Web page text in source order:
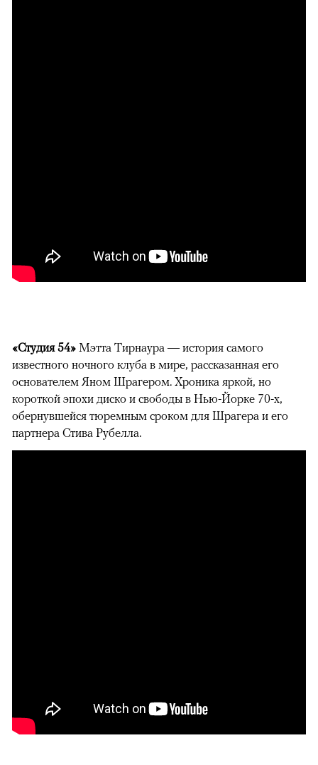
«Студия 54» Мэтта Тирнаура — история самого
известного ночного клуба в мире, рассказанная его
основателем Яном Шрагером. Хроника яркой, но
короткой эпохи диско и свободы в Нью-Йорке 70-х,
обернувшейся тюремным сроком для Шрагера и его
партнера Стива Рубелла.